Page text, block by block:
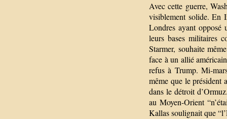
Avec cette guerre,
visiblement solide. En
Londres ayant opposé
leurs bases militaires
Starmer, souhaite
face à un allié
refus à Trump. Mi-
même que le président
dans le détroit
au Moyen-Orient
Kallas soulignait que